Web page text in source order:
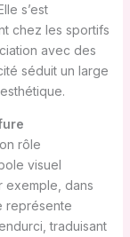
s’est
chez les sportifs
avec des
séduit un large
rôle
visuel
exemple, dans
représente
traduisant